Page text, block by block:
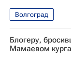
Волгоград
Блогеру,
Мамаевом